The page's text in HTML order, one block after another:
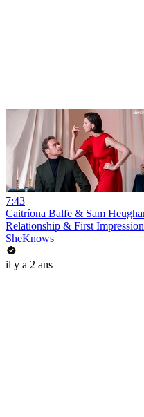
7:43
Caitríona Balfe & Sam
Relationship & First
SheKnows
il y a 2 ans